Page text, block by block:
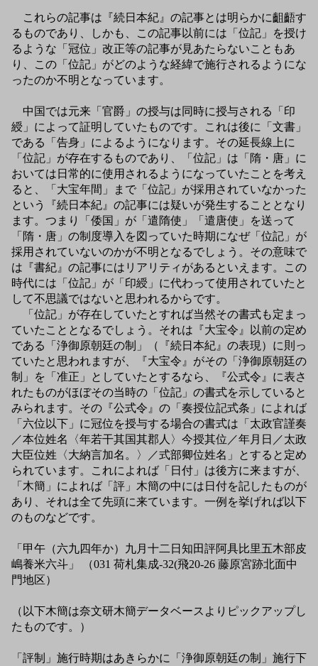
これらの記事は『続日本紀』の記事とは明らかに齟齬す
るものであり、しかも、この記事以前には「位記」を授け
るような「冠位」改正等の記事が見あたらないこともあ
り、この「位記」がどのような経緯で施行されるようにな
ったのか不明となっています。
中国では元来「官爵」の授与は同時に授与される「印
綬」によって証明していたものです。これは後に「文書」
である「告身」によるようになります。その延長線上に
「位記」が存在するものであり、「位記」は「隋・唐」に
おいては日常的に使用されるようになっていたことを考え
ると、「大宝年間」まで「位記」が採用されていなかった
という『続日本紀』の記事には疑いが発生することとなり
ます。つまり「倭国」が「遣隋使」「遣唐使」を送って
「隋・唐」の制度導入を図っていた時期になぜ「位記」が
採用されていないのかが不明となるでしょう。その意味で
は『書紀』の記事にはリアリティがあるといえます。この
時代には「位記」が「印綬」に代わって使用されていたと
して不思議ではないと思われるからです。
「位記」が存在していたとすれば当然その書式も定まっ
ていたこととなるでしょう。それは『大宝令』以前の定め
である「浄御原朝廷の制」（『続日本紀』の表現）に則っ
ていたと思われますが、『大宝令』がその「浄御原朝廷の
制」を「准正」としていたとするなら、『公式令』に表さ
れたものがほぼその当時の「位記」の書式を示していると
みられます。その『公式令』の「奏授位記式条」によれば
「六位以下」に冠位を授与する場合の書式は「太政官謹奏
／本位姓名〈年若干其国其郡人〉今授其位／年月日／太政
大臣位姓〈大納言加名。〉／式部卿位姓名」とすると定め
られています。これによれば「日付」は後方に来ますが、
「木簡」によれば「評」木簡の中には日付を記したものが
あり、それは全て先頭に来ています。一例を挙げれば以下
のものなどです。
「甲午（六九四年か）九月十二日知田評阿具比里五木部皮
嶋養米六斗」 （031 荷札集成-32(飛20-26 藤原宮跡北面中
門地区）
（以下木簡は奈文研木簡データベースよりピックアップし
たものです。）
「評制」施行時期はあきらかに「浄御原朝廷の制」施行下